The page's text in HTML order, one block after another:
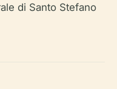
di Santo Stefano